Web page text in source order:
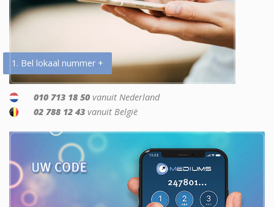
1. Bel lokaal nummer +
010 713 18 50 vanuit Nederland
02 788 12 43 vanuit België